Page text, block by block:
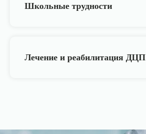
Школьные трудности
Лечение и реабилитация ДЦП